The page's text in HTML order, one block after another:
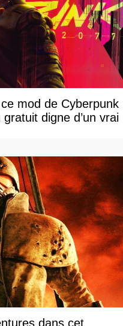
mod de Cyberpunk
digne d’un vrai
dans cet